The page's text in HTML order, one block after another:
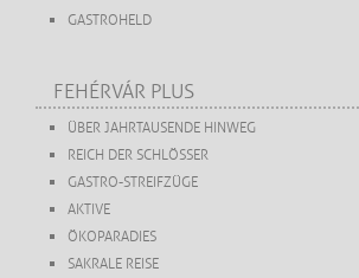
GASTROHELD
FEHÉRVÁR PLUS
ÜBER JAHRTAUSENDE HINWEG
REICH DER SCHLÖSSER
GASTRO-STREIFZÜGE
AKTIVE
ÖKOPARADIES
SAKRALE REISE